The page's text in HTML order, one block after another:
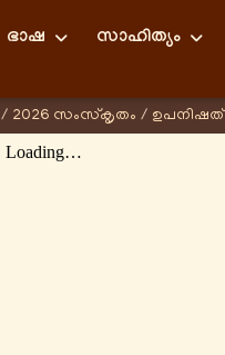
ഭാഷ സാഹിത്യം
/ 2026 സംസ്കൃതം / ഉപനിഷത്